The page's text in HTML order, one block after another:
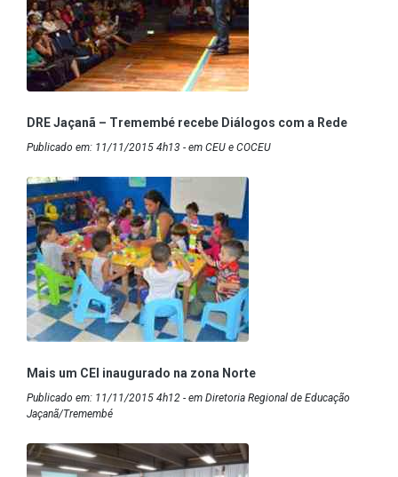
DRE Jaçanã – Tremembé recebe Diálogos com a Rede
Publicado em: 11/11/2015 4h13 - em CEU e COCEU
Mais um CEI inaugurado na zona Norte
Publicado em: 11/11/2015 4h12 - em Diretoria Regional de Educação
Jaçanã/Tremembé